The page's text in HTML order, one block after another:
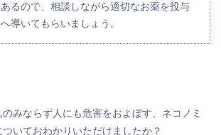
るので、相談しながら適切なお薬を投与
導いてもらいましょう。
みならず人にも危害をおよぼす、ネコノミ
いておわかりいただけましたか？